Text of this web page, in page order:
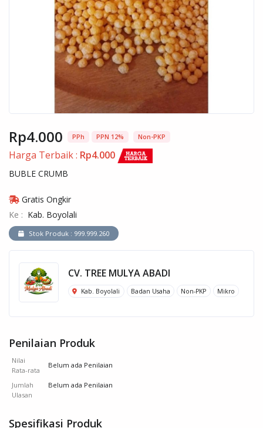
Rp4.000 PPh PPN 12% Non-PKP
Harga Terbaik : Rp4.000
BUBLE CRUMB
Gratis Ongkir
Ke : Kab. Boyolali
Stok Produk : 999.999.260
CV. TREE MULYA ABADI
Kab. Boyolali Badan Usaha Non-PKP Mikro
Penilaian Produk
Nilai
Rata-rata
Belum ada Penilaian
Jumlah
Ulasan
Belum ada Penilaian
Spesifikasi Produk